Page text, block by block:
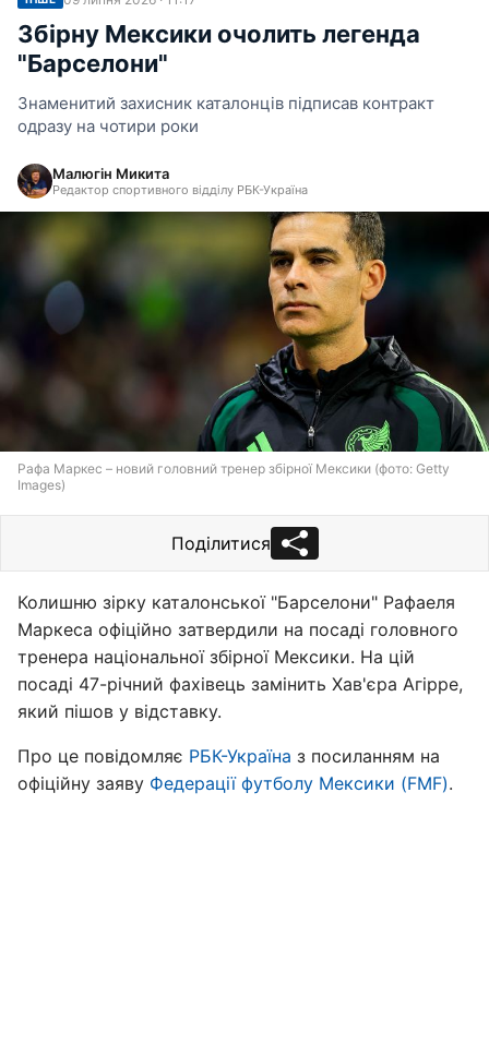
Збірну Мексики очолить легенда
"Барселони"
Знаменитий захисник каталонців підписав контракт
одразу на чотири роки
Малюгін Микита
Редактор спортивного відділу РБК-Україна
Рафа Маркес – новий головний тренер збірної Мексики (фото: Getty
Images)
Поділитися
Колишню зірку каталонської "Барселони" Рафаеля
Маркеса офіційно затвердили на посаді головного
тренера національної збірної Мексики. На цій
посаді 47-річний фахівець замінить Хав'єра Агірре,
який пішов у відставку.
Про це повідомляє РБК-Україна з посиланням на
офіційну заяву Федерації футболу Мексики (FMF).